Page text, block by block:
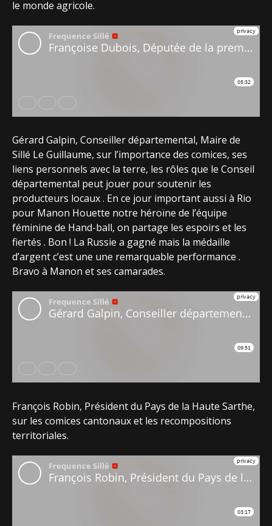
le monde agricole.
Gérard Galpin, Conseiller départemental, Maire de
Sillé Le Guillaume, sur l’importance des comices, ses
liens personnels avec la terre, les rôles que le Conseil
départemental peut jouer pour soutenir les
producteurs locaux . En ce jour important aussi à Rio
pour Manon Houette notre héroïne de l’équipe
féminine de Hand-ball, on partage les espoirs et les
fiertés . Bon ! La Russie a gagné mais la médaille
d’argent c’est une une remarquable performance .
Bravo à Manon et ses camarades.
François Robin, Président du Pays de la Haute Sarthe,
sur les comices cantonaux et les recompositions
territoriales.